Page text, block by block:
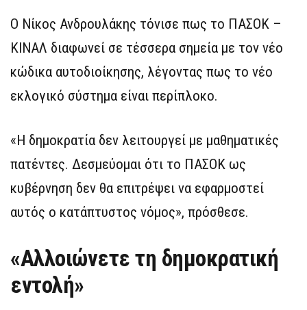
Ο Νίκος Ανδρουλάκης τόνισε πως το ΠΑΣΟΚ –
ΚΙΝΑΛ διαφωνεί σε τέσσερα σημεία με τον νέο
κώδικα αυτοδιοίκησης, λέγοντας πως το νέο
εκλογικό σύστημα είναι περίπλοκο.
«Η δημοκρατία δεν λειτουργεί με μαθηματικές
πατέντες. Δεσμεύομαι ότι το ΠΑΣΟΚ ως
κυβέρνηση δεν θα επιτρέψει να εφαρμοστεί
αυτός ο κατάπτυστος νόμος», πρόσθεσε.
«Αλλοιώνετε τη δημοκρατική
εντολή»